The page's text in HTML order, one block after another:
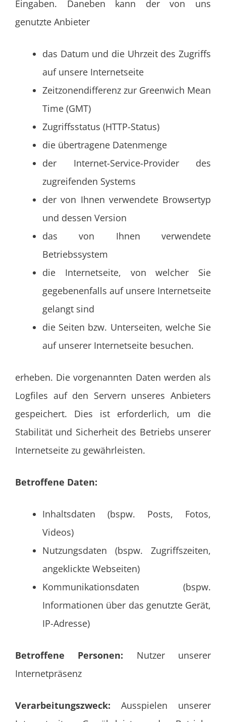
Eingaben. Daneben kann der von uns
genutzte Anbieter
das Datum und die Uhrzeit des Zugriffs
auf unsere Internetseite
Zeitzonendifferenz zur Greenwich Mean
Time (GMT)
Zugriffsstatus (HTTP-Status)
die übertragene Datenmenge
der Internet-Service-Provider des
zugreifenden Systems
der von Ihnen verwendete Browsertyp
und dessen Version
das von Ihnen verwendete
Betriebssystem
die Internetseite, von welcher Sie
gegebenenfalls auf unsere Internetseite
gelangt sind
die Seiten bzw. Unterseiten, welche Sie
auf unserer Internetseite besuchen.
erheben. Die vorgenannten Daten werden als
Logfiles auf den Servern unseres Anbieters
gespeichert. Dies ist erforderlich, um die
Stabilität und Sicherheit des Betriebs unserer
Internetseite zu gewährleisten.
Betroffene Daten:
Inhaltsdaten (bspw. Posts, Fotos,
Videos)
Nutzungsdaten (bspw. Zugriffszeiten,
angeklickte Webseiten)
Kommunikationsdaten (bspw.
Informationen über das genutzte Gerät,
IP-Adresse)
Betroffene Personen: Nutzer unserer
Internetpräsenz
Verarbeitungszweck: Ausspielen unserer